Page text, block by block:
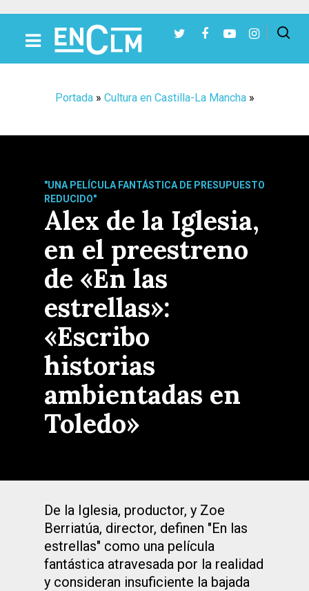
Portada» Cultura en Castilla-La Mancha»
"UNA PELÍCULA FANTÁSTICA DE PRESUPUESTO
REDUCIDO"
Alex de la Iglesia,
en el preestreno
de «En las
estrellas»:
«Escribo
historias
ambientadas en
Toledo»
De la Iglesia, productor, y Zoe
Berriatúa, director, definen "En las
estrellas" como una película
fantástica atravesada por la realidad
y consideran insuficiente la bajada